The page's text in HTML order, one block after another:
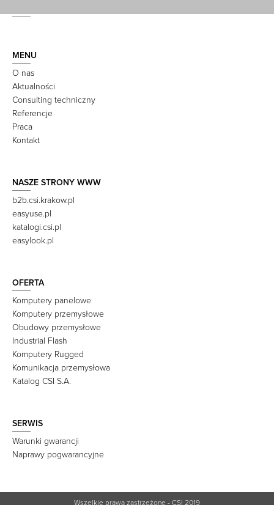
MENU
O nas
Aktualności
Consulting techniczny
Referencje
Praca
Kontakt
NASZE STRONY WWW
b2b.csi.krakow.pl
easyuse.pl
katalogi.csi.pl
easylook.pl
OFERTA
Komputery panelowe
Komputery przemysłowe
Obudowy przemysłowe
Industrial Flash
Komputery Rugged
Komunikacja przemysłowa
Katalog CSI S.A.
SERWIS
Warunki gwarancji
Naprawy pogwarancyjne
Wszelkie prawa zastrzeżone - CSI 2019